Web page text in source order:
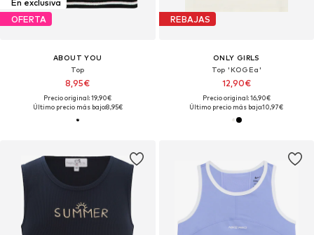
En exclusiva
OFERTA
ABOUT YOU
Top
8,95€
Precio original: 19,90€
Último precio más bajo:8,95€
REBAJAS
ONLY GIRLS
Top 'KOGEa'
12,90€
Precio original: 16,90€
Último precio más bajo:10,97€